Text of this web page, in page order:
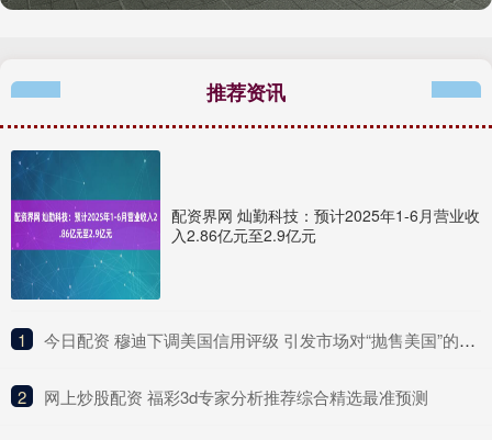
推荐资讯
配资界网 灿勤科技：预计2025年1-6月营业收
入2.86亿元至2.9亿元
1 ​今日配资 穆迪下调美国信用评级 引发市场对“抛售美国”的担忧重现
2 ​网上炒股配资 福彩3d专家分析推荐综合精选最准预测